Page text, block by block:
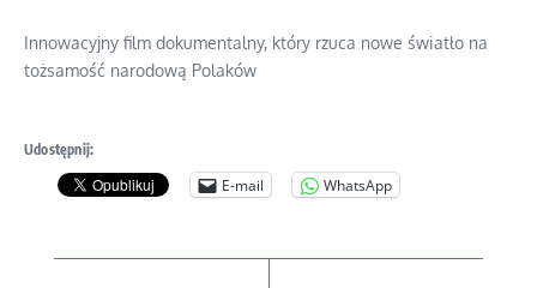
Innowacyjny film dokumentalny, który rzuca nowe światło na
tożsamość narodową Polaków
Udostępnij:
E-mail WhatsApp